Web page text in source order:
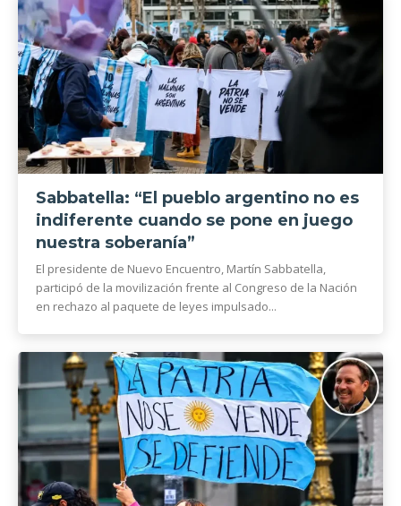
Sabbatella: “El pueblo argentino no es
indiferente cuando se pone en juego
nuestra soberanía”
El presidente de Nuevo Encuentro, Martín Sabbatella,
participó de la movilización frente al Congreso de la Nación
en rechazo al paquete de leyes impulsado...